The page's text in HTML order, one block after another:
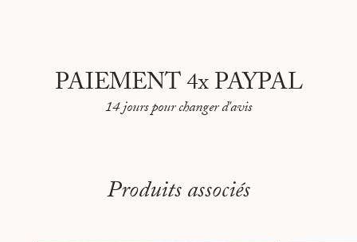
PAIEMENT 4x PAYPAL
14 jours pour changer d'avis
Produits associés